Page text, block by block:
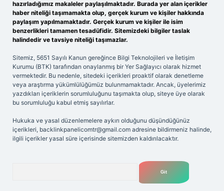
hazırladığımız makaleler paylaşılmaktadır. Burada yer alan içerikler
haber niteliği taşımamakta olup, gerçek kurum ve kişiler hakkında
paylaşım yapılmamaktadır. Gerçek kurum ve kişiler ile isim
benzerlikleri tamamen tesadüfidir. Sitemizdeki bilgiler taslak
halindedir ve tavsiye niteliği taşımazlar.
Sitemiz, 5651 Sayılı Kanun gereğince Bilgi Teknolojileri ve İletişim
Kurumu (BTK) tarafından onaylanmış bir Yer Sağlayıcı olarak hizmet
vermektedir. Bu nedenle, sitedeki içerikleri proaktif olarak denetleme
veya araştırma yükümlülüğümüz bulunmamaktadır. Ancak, üyelerimiz
yazdıkları içeriklerin sorumluluğunu taşımakta olup, siteye üye olarak
bu sorumluluğu kabul etmiş sayılırlar.
Hukuka ve yasal düzenlemelere aykırı olduğunu düşündüğünüz
içerikleri, backlinkpanelicomtr@gmail.com adresine bildirmeniz halinde,
ilgili içerikler yasal süre içerisinde sitemizden kaldırılacaktır.